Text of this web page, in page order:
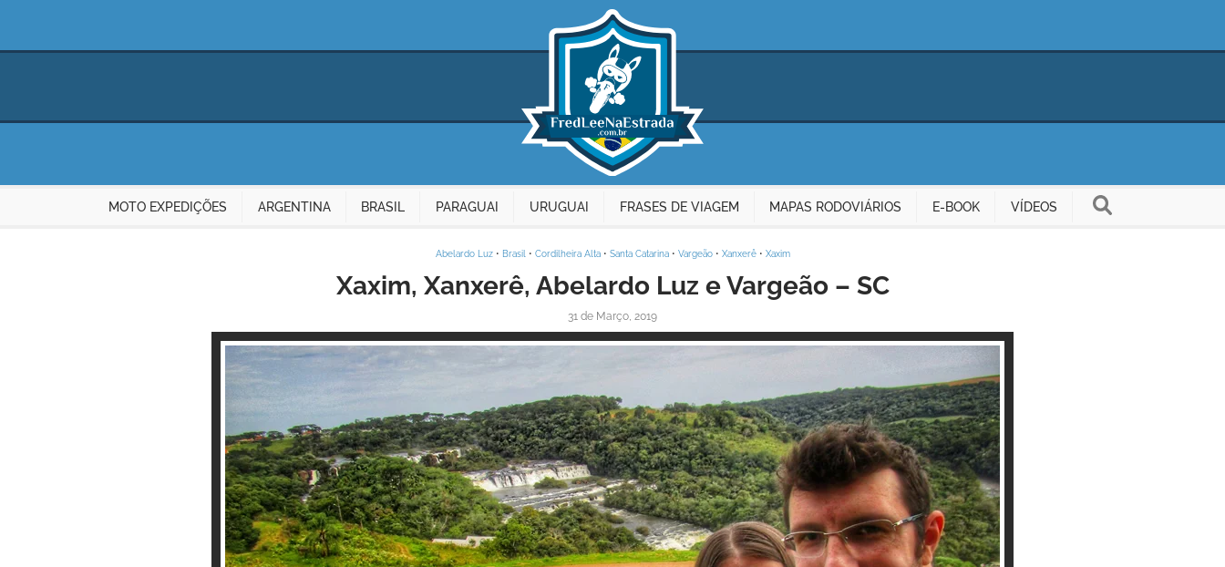
MOTO EXPEDIÇÕES ARGENTINA BRASIL PARAGUAI URUGUAI FRASES DE VIAGEM MAPAS RODOVIÁRIOS E-BOOK VÍDEOS
Abelardo Luz• Brasil • Cordilheira Alta• Santa Catarina• Vargeão• Xanxerê• Xaxim
Xaxim, Xanxerê, Abelardo Luz e Vargeão – SC
31 de Março, 2019
Inspire-se!